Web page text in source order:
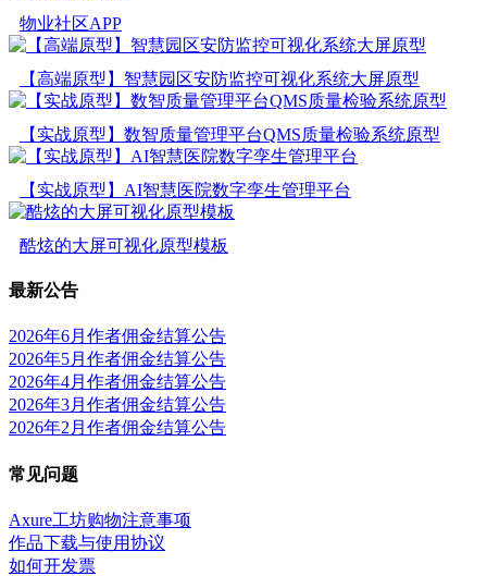
物业社区APP
【高端原型】智慧园区安防监控可视化系统大屏原型
【实战原型】数智质量管理平台QMS质量检验系统原型
【实战原型】AI智慧医院数字孪生管理平台
酷炫的大屏可视化原型模板
最新公告
2026年6月作者佣金结算公告
2026年5月作者佣金结算公告
2026年4月作者佣金结算公告
2026年3月作者佣金结算公告
2026年2月作者佣金结算公告
常见问题
Axure工坊购物注意事项
作品下载与使用协议
如何开发票